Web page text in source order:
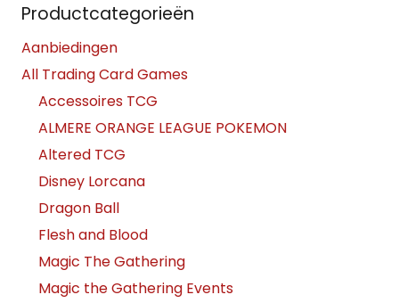
Productcategorieën
Aanbiedingen
All Trading Card Games
Accessoires TCG
ALMERE ORANGE LEAGUE POKEMON
Altered TCG
Disney Lorcana
Dragon Ball
Flesh and Blood
Magic The Gathering
Magic the Gathering Events